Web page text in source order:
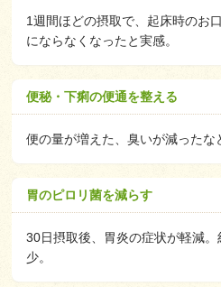
1週間ほどの摂取で、起床時のお
にならなくなったと実感。
便秘・下痢の便通を整える
便の量が増えた、臭いが減ったな
胃のピロリ菌を減らす
30日摂取後、胃炎の症状が軽減
少。